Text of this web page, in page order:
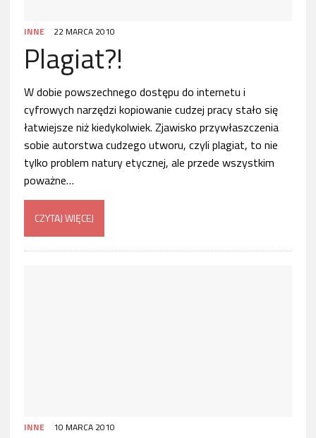
INNE 22 MARCA 2010
Plagiat?!
W dobie powszechnego dostępu do internetu i
cyfrowych narzędzi kopiowanie cudzej pracy stało się
łatwiejsze niż kiedykolwiek. Zjawisko przywłaszczenia
sobie autorstwa cudzego utworu, czyli plagiat, to nie
tylko problem natury etycznej, ale przede wszystkim
poważne…
CZYTAJ WIĘCEJ
INNE 10 MARCA 2010